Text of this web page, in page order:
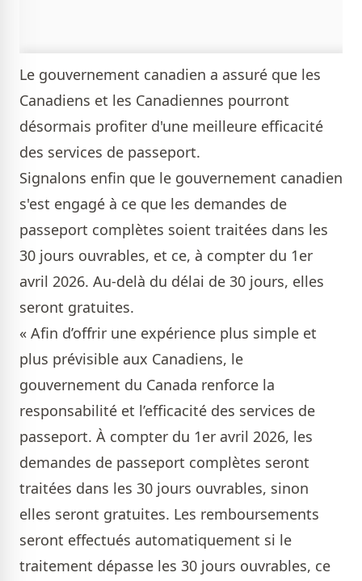
Le gouvernement canadien a assuré que les
Canadiens et les Canadiennes pourront
désormais profiter d'une meilleure efficacité
des services de passeport.
Signalons enfin que le gouvernement canadien
s'est engagé à ce que les demandes de
passeport complètes soient traitées dans les
30 jours ouvrables, et ce, à compter du 1er
avril 2026. Au-delà du délai de 30 jours, elles
seront gratuites.
« Afin d’offrir une expérience plus simple et
plus prévisible aux Canadiens, le
gouvernement du Canada renforce la
responsabilité et l’efficacité des services de
passeport. À compter du 1er avril 2026, les
demandes de passeport complètes seront
traitées dans les 30 jours ouvrables, sinon
elles seront gratuites. Les remboursements
seront effectués automatiquement si le
traitement dépasse les 30 jours ouvrables, ce